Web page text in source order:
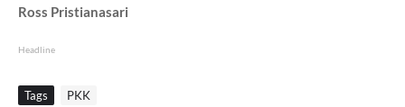
Ross Pristianasari
Headline
Tags PKK